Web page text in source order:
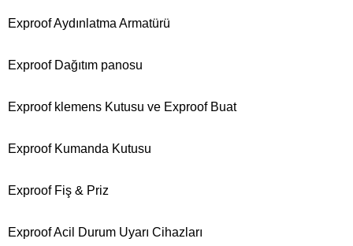
Exproof Aydınlatma Armatürü
Exproof Dağıtım panosu
Exproof klemens Kutusu ve Exproof Buat
Exproof Kumanda Kutusu
Exproof Fiş & Priz
Exproof Acil Durum Uyarı Cihazları